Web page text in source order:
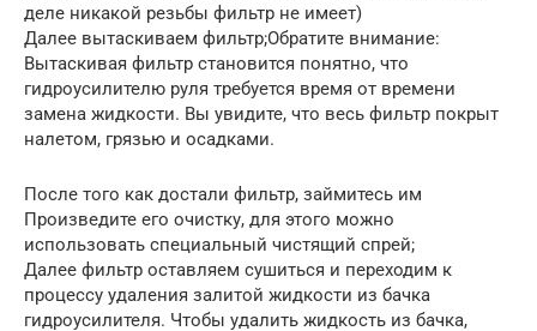
деле никакой резьбы фильтр не имеет)
Далее вытаскиваем фильтр;Обратите внимание:
Вытаскивая фильтр становится понятно, что
гидроусилителю руля требуется время от времени
замена жидкости. Вы увидите, что весь фильтр покрыт
налетом, грязью и осадками.
После того как достали фильтр, займитесь им
Произведите его очистку, для этого можно
использовать специальный чистящий спрей;
Далее фильтр оставляем сушиться и переходим к
процессу удаления залитой жидкости из бачка
гидроусилителя. Чтобы удалить жидкость из бачка,